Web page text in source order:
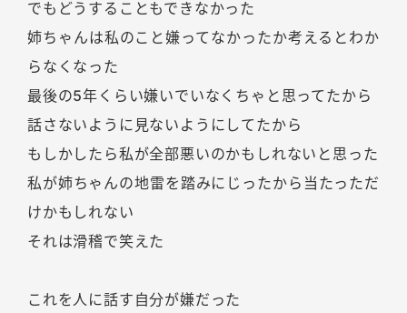
でもどうすることもできなかった
姉ちゃんは私のこと嫌ってなかったか考えるとわか
らなくなった
最後の5年くらい嫌いでいなくちゃと思ってたから
話さないように見ないようにしてたから
もしかしたら私が全部悪いのかもしれないと思った
私が姉ちゃんの地雷を踏みにじったから当たっただ
けかもしれない
それは滑稽で笑えた
これを人に話す自分が嫌だった